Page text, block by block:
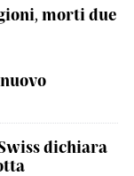
morti due
dichiara